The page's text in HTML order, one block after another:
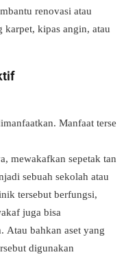
renovasi atau
karpet, kipas angin, atau
Manfaat terse
mewakafkan sepetak tan
sebuah sekolah atau
tersebut berfungsi,
akaf juga bisa
Atau bahkan aset yang
digunakan